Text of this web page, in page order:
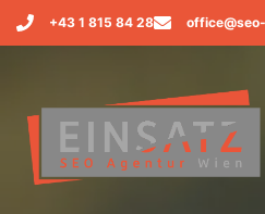
+43 1 815 84 28